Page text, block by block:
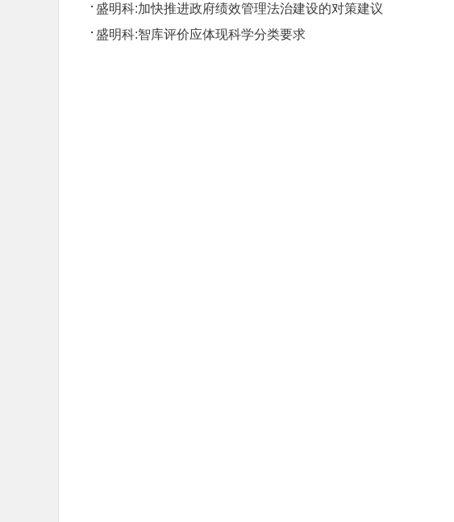
盛明科:加快推进政府绩效管理法治建设的对策建议
盛明科:智库评价应体现科学分类要求